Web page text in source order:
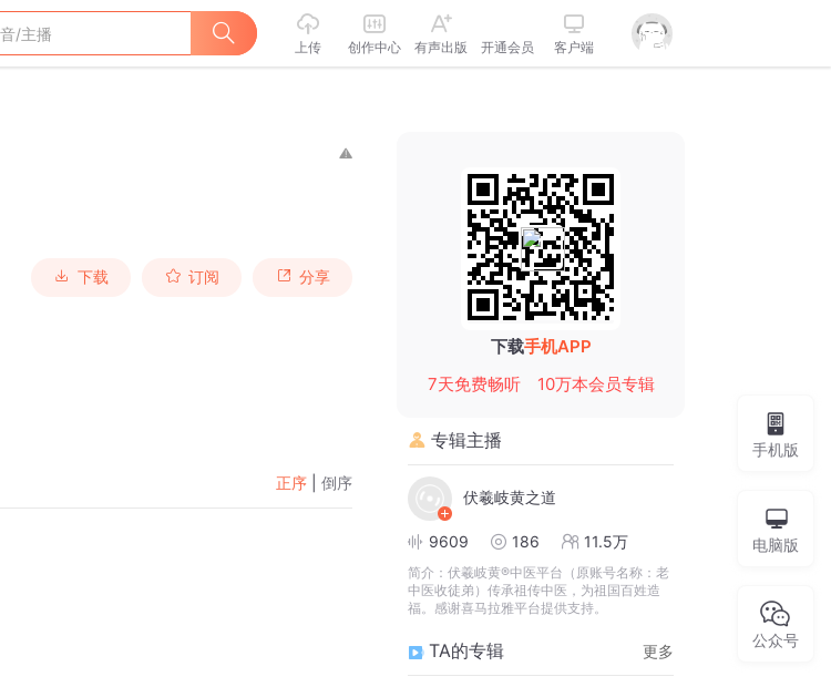
上传 创作中心 有声出版 开通会员 客户端
下载 订阅 分享
正序 倒序
下载手机APP
7天免费畅听
10万本会员专辑
专辑主播
伏羲岐黄之道
9609 186 11.5万
简介： 伏羲岐黄®中医平台（原账号名称：老
中医收徒弟）传承祖传中医，为祖国百姓造
福。感谢喜马拉雅平台提供支持。
TA的专辑 更多
手机版
电脑版
公众号